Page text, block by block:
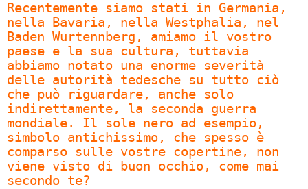
Recentemente siamo stati in Germania,
nella Bavaria, nella Westphalia, nel
Baden Wurtennberg, amiamo il vostro
paese e la sua cultura, tuttavia
abbiamo notato una enorme severità
delle autorità tedesche su tutto ciò
che può riguardare, anche solo
indirettamente, la seconda guerra
mondiale. Il sole nero ad esempio,
simbolo antichissimo, che spesso è
comparso sulle vostre copertine, non
viene visto di buon occhio, come mai
secondo te?